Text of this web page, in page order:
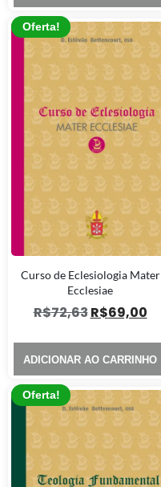
Oferta!
Curso de Eclesiologia Mater
Ecclesiae
R$72,63R$69,00
ADICIONAR AO CARRINHO
Oferta!